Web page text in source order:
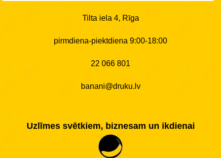
Tilta iela 4, Rīga
pirmdiena-piektdiena 9:00-18:00
22 066 801
banani@druku.lv
Uzlīmes svētkiem, biznesam un ikdienai